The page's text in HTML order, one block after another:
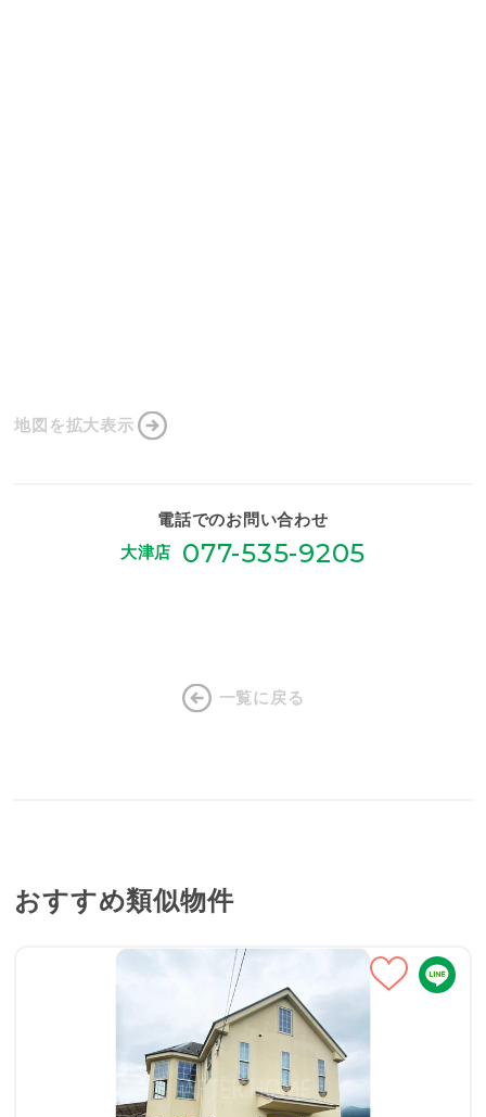
地図を拡大表示
電話でのお問い合わせ
大津店
077-535-9205
一覧に戻る
おすすめ類似物件